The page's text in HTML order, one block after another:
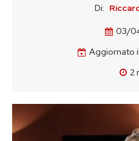
Di:
03/
Aggiornato
2